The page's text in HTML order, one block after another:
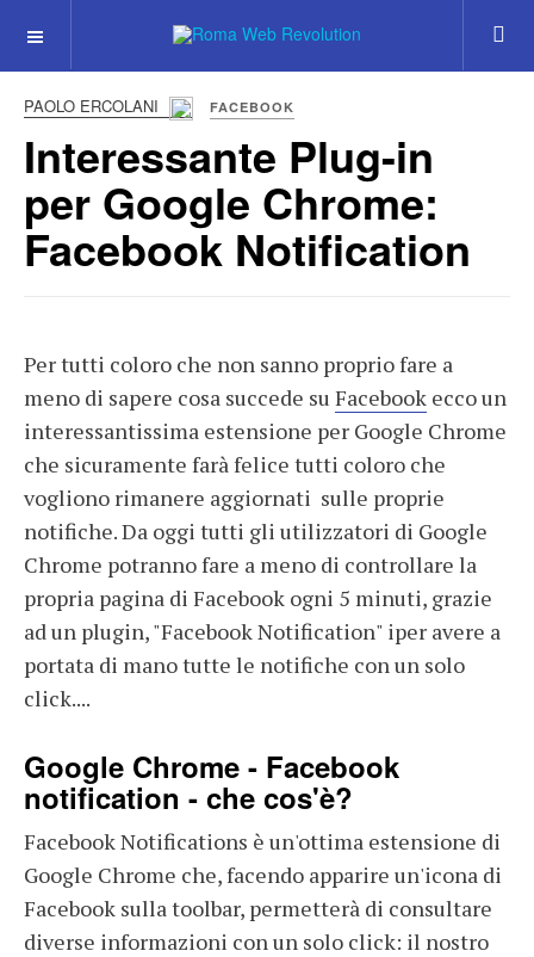
PAOLO ERCOLANI FACEBOOK
Interessante Plug-in
per Google Chrome:
Facebook Notification
Per tutti coloro che non sanno proprio fare a
meno di sapere cosa succede su Facebook ecco un
interessantissima estensione per Google Chrome
che sicuramente farà felice tutti coloro che
vogliono rimanere aggiornati sulle proprie
notifiche. Da oggi tutti gli utilizzatori di Google
Chrome potranno fare a meno di controllare la
propria pagina di Facebook ogni 5 minuti, grazie
ad un plugin, "Facebook Notification" iper avere a
portata di mano tutte le notifiche con un solo
click....
Google Chrome - Facebook
notification - che cos'è?
Facebook Notifications è un'ottima estensione di
Google Chrome che, facendo apparire un'icona di
Facebook sulla toolbar, permetterà di consultare
diverse informazioni con un solo click: il nostro